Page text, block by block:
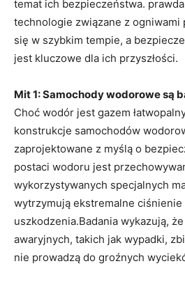
temat ich bezpieczeństwa.
technologie ​związane z
się w ⁣szybkim tempie, a
jest kluczowe ‌dla ich przyszłości.
Mit 1: Samochody wodorowe są
Choć wodór jest gazem
konstrukcje​ samochodów
⁢zaprojektowane z myślą⁢ o
postaci wodoru jest
wykorzystywanych specjalnych
⁣wytrzymują⁢ ekstremalne ciśnienie
uszkodzenia.Badania wykazują,
awaryjnych, takich jak wypadki,
nie prowadzą do groźnych